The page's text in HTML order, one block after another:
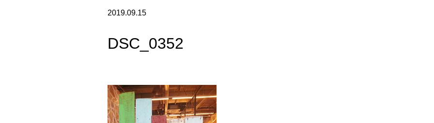
2019.09.15
DSC_0352